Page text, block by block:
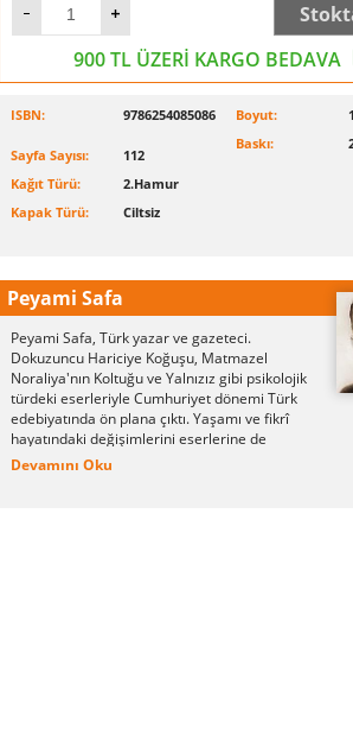
900 TL ÜZERİ KARGO BEDAVA
ISBN: 9786254085086
Sayfa Sayısı:
112
Kağıt Türü:
2.Hamur
Kapak Türü:
Ciltsiz
Boyut:
Baskı:
Peyami Safa
Peyami Safa, Türk yazar ve gazeteci.
Dokuzuncu Hariciye Koğuşu, Matmazel
Noraliya'nın Koltuğu ve Yalnızız gibi psikolojik
türdeki eserleriyle Cumhuriyet dönemi Türk
edebiyatında ön plana çıktı. Yaşamı ve fikrî
hayatındaki değişimlerini eserlerine de
yansıttı. Server Bedi takma adıyla birçok
Devamını Oku